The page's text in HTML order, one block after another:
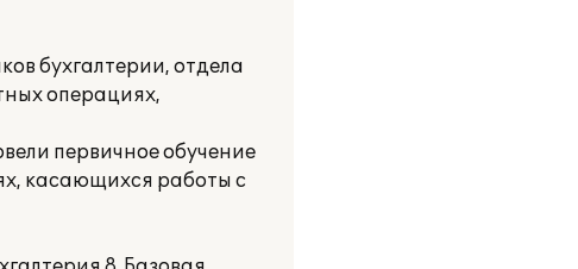
бухгалтерии, отдела
операциях,
первичное обучение
касающихся работы с